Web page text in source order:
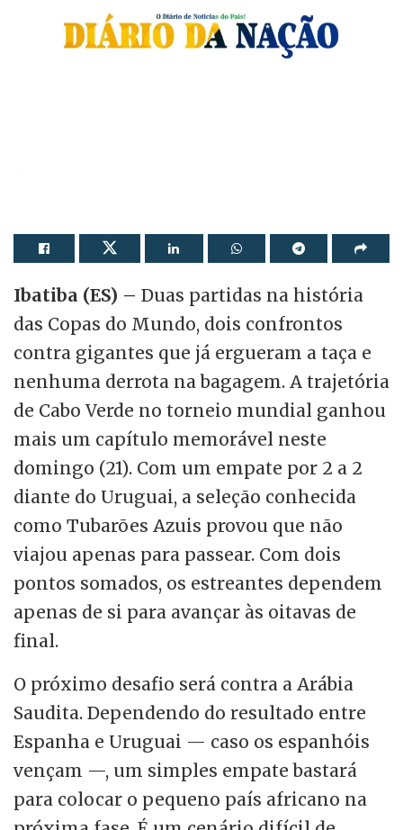
Ibatiba (ES) – Duas partidas na história
das Copas do Mundo, dois confrontos
contra gigantes que já ergueram a taça e
nenhuma derrota na bagagem. A trajetória
de Cabo Verde no torneio mundial ganhou
mais um capítulo memorável neste
domingo (21). Com um empate por 2 a 2
diante do Uruguai, a seleção conhecida
como Tubarões Azuis provou que não
viajou apenas para passear. Com dois
pontos somados, os estreantes dependem
apenas de si para avançar às oitavas de
final.
O próximo desafio será contra a Arábia
Saudita. Dependendo do resultado entre
Espanha e Uruguai — caso os espanhóis
vençam —, um simples empate bastará
para colocar o pequeno país africano na